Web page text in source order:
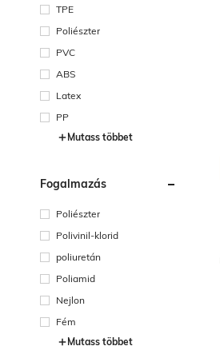
TPE
Poliészter
PVC
ABS
Latex
PP
Mutass többet
Fogalmazás
Poliészter
Polivinil-klorid
poliuretán
Poliamid
Nejlon
Fém
Mutass többet